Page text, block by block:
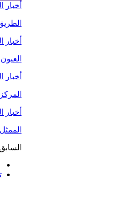
أخبار
أخبار
أخبار
أخبار
السابق